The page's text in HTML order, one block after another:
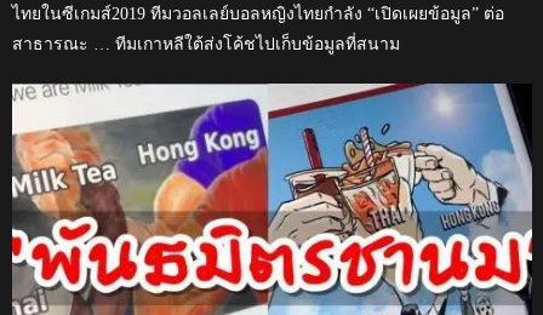
ไทยในซีเกมส์2019 ทีมวอลเลย์บอลหญิงไทยกำลัง “เปิดเผยข้อมูล” ต่อ
สาธารณะ … ทีมเกาหลีใต้ส่งโค้ชไปเก็บข้อมูลที่สนาม